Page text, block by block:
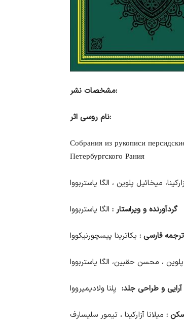
مشخصات نشر :
نام روسی اثر :
Собрания из рукописи
Петербургского Рания
میخائیل پلوین ، الگا یاستربووا
گردآورنده و ویراستار : الگا یاستربووا
ترجمه فارسی : یکاترینا پیسچورنیکووا
، محسن حقبین، الگا یاستربووا
آرایی و طراحی جلد: یِلنا ولادیمیرووا
: میلانا آزارکینا ، تیمور سلیسارف